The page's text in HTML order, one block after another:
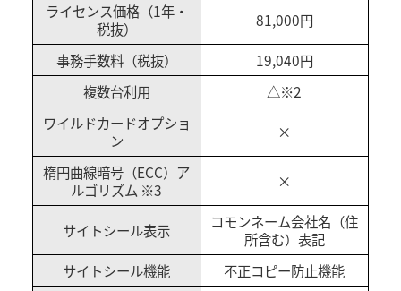
ライセンス価格（1年・
税抜）
81,000円
事務手数料（税抜）
19,040円
複数台利用
△※2
ワイルドカードオプショ
ン
×
楕円曲線暗号（ECC）ア
ルゴリズム ※3
×
サイトシール表示
コモンネーム会社名（住
所含む）表記
サイトシール機能
不正コピー防止機能